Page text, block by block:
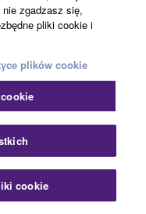
terminali USB,
do serii DM3 i
bezpośrednio do
do
stereo i matrycom
swobody i
użytku na miejscu i
użytku jako część
nie zgadzasz się,
pliki cookie i
plików cookie
cookie